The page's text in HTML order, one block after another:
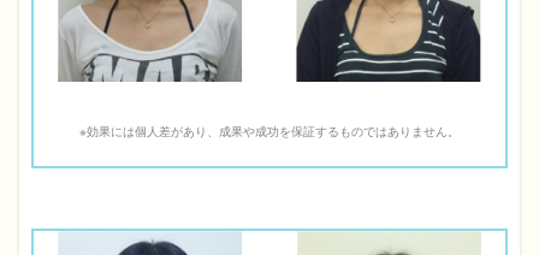
※効果には個人差があり、成果や成功を保証するものではありません。